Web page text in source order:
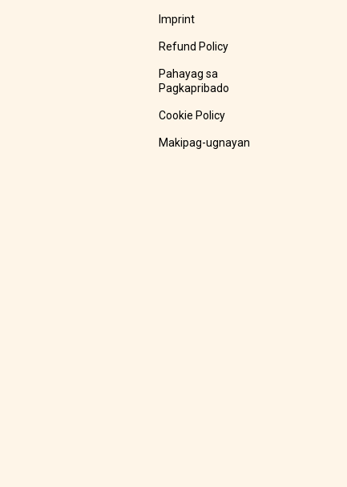
Imprint
Refund Policy
Pahayag sa
Pagkapribado
Cookie Policy
Makipag-ugnayan